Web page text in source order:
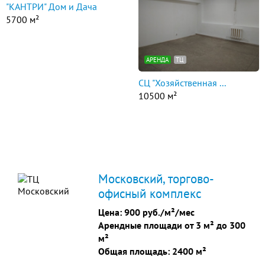
"КАНТРИ" Дом и Дача
5700 м²
АРЕНДА ТЦ
СЦ "Хозяйственная ...
10500 м²
Московский, торгово-
офисный комплекс
Цена: 900 руб./м²/мес
Арендные площади от 3 м² до 300
м²
Общая площадь: 2400 м²